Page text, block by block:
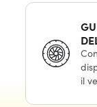
il